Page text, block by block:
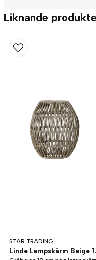
Namn
Ja, ni får
Liknande
STAR TRADING
Linde